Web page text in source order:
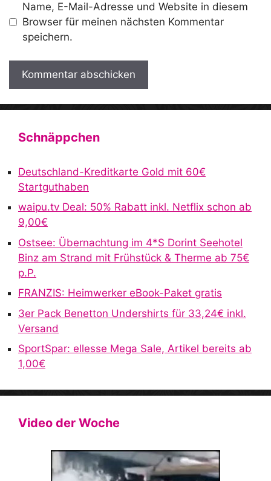
Name, E-Mail-Adresse und Website in diesem
Browser für meinen nächsten Kommentar
speichern.
A
n
t
Schnäppchen
Deutschland-Kreditkarte Gold mit 60€
Startguthaben
waipu.tv Deal: 50% Rabatt inkl. Netflix schon ab
9,00€
Ostsee: Übernachtung im 4*S Dorint Seehotel
Binz am Strand mit Frühstück & Therme ab 75€
p.P.
FRANZIS: Heimwerker eBook-Paket gratis
3er Pack Benetton Undershirts für 33,24€ inkl.
Versand
SportSpar: ellesse Mega Sale, Artikel bereits ab
1,00€
Video der Woche